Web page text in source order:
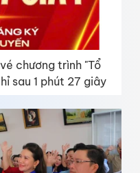
chương trình "Tổ
sau 1 phút 27 giây